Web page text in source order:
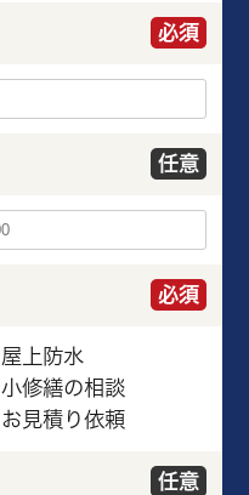
必須
任意
必須
屋上防水
小修繕の相談
お見積り依頼
任意